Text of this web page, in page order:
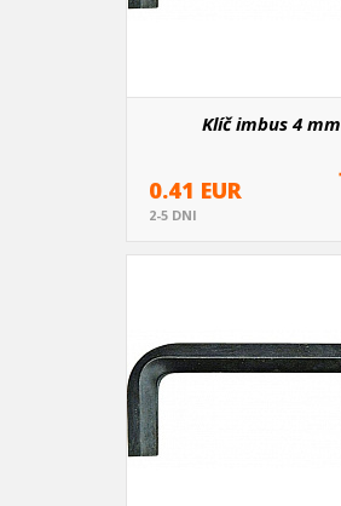
Klíč imbus 4 mm
0.41 EUR
2-5 DNI